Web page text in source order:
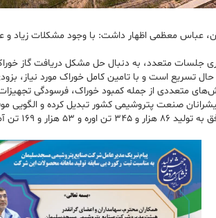
معظمی اظهار داشت: با وجود مشکلات زیاد و
جلسات متعدد، به دنبال حل مشکل دریافت گاز
حال تسریع است و با تامین کامل خوراک مورد نیاز،
متعددی از جمله کمبود خوراک، فرسودگی تجهیزات
صنعت پتروشیمی کشور تبدیل کرده و
به گزارش